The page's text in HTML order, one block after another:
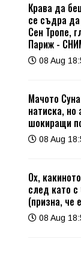
Крава да
се съдра
Сен Тропе,
Париж -
08 Aug
Мачото
натиска, но
шокиращи
08 Aug
Ох,
след като
(призна, че
08 Aug